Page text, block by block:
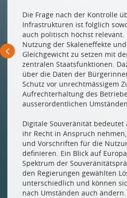
Die Frage nach der Kontrolle
Infrastrukturen ist folglich
auch politisch höchst relevant.
Nutzung der Skaleneffekte
Gleichgewicht zu setzen mit
zentralen Staatsfunktionen.
über die Daten der
Schutz vor unrechtmässigem
Aufrechterhaltung des
ausserordentlichen
Digitale Souveränität bedeutet
ihr Recht in Anspruch
und Vorschriften für die
definieren. Ein Blick auf
Spektrum der
den Regierungen gewählten
unterschiedlich und können
nach Umständen auch ändern.